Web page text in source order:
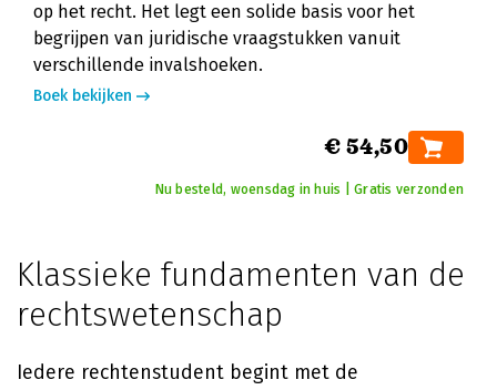
op het recht. Het legt een solide basis voor het
begrijpen van juridische vraagstukken vanuit
verschillende invalshoeken.
Boek bekijken
€ 54,50
Nu besteld, woensdag in huis | Gratis verzonden
Klassieke fundamenten van de
rechtswetenschap
Iedere rechtenstudent begint met de